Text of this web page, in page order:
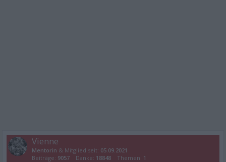
Vienne
Mentorin & Mitglied seit: 05.09.2021
Beiträge: 9057 Danke: 18848 Themen: 1